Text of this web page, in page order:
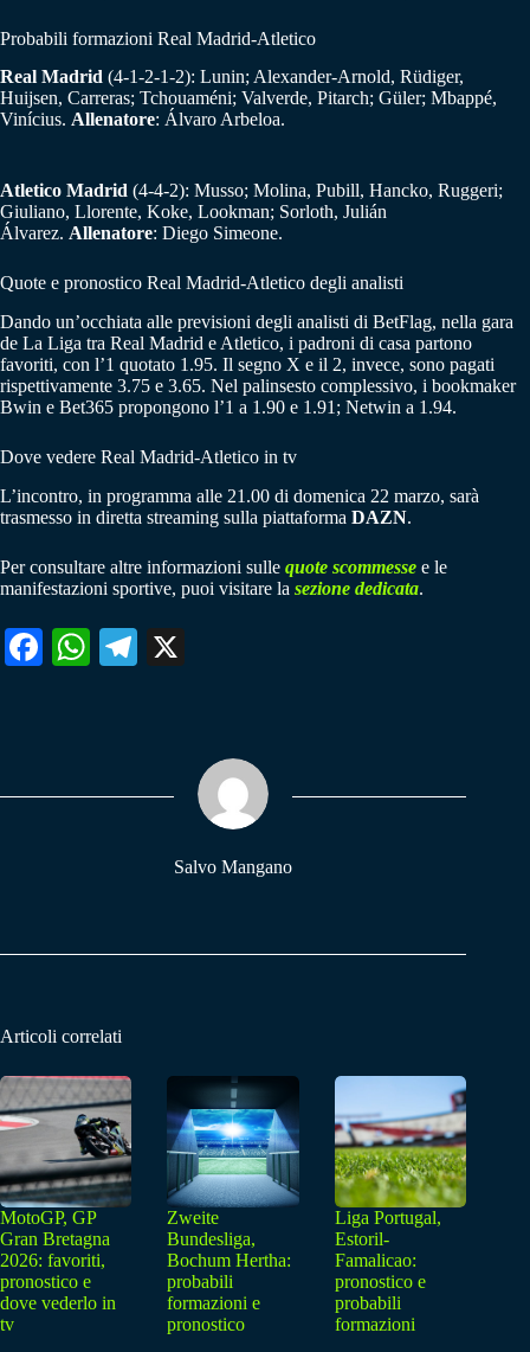
Probabili formazioni Real Madrid-Atletico
Real Madrid (4-1-2-1-2): Lunin; Alexander-Arnold, Rüdiger,
Huijsen, Carreras; Tchouaméni; Valverde, Pitarch; Güler; Mbappé,
Vinícius. Allenatore: Álvaro Arbeloa.
Atletico Madrid (4-4-2): Musso; Molina, Pubill, Hancko, Ruggeri;
Giuliano, Llorente, Koke, Lookman; Sorloth, Julián
Álvarez. Allenatore: Diego Simeone.
Quote e pronostico Real Madrid-Atletico degli analisti
Dando un’occhiata alle previsioni degli analisti di BetFlag, nella gara
de La Liga tra Real Madrid e Atletico, i padroni di casa partono
favoriti, con l’1 quotato 1.95. Il segno X e il 2, invece, sono pagati
rispettivamente 3.75 e 3.65. Nel palinsesto complessivo, i bookmaker
Bwin e Bet365 propongono l’1 a 1.90 e 1.91; Netwin a 1.94.
Dove vedere Real Madrid-Atletico in tv
L’incontro, in programma alle 21.00 di domenica 22 marzo, sarà
trasmesso in diretta streaming sulla piattaforma DAZN.
Per consultare altre informazioni sulle quote scommesse e le
manifestazioni sportive, puoi visitare la sezione dedicata.
Fa W
pp
Te
m
Salvo Mangano
Articoli correlati
MotoGP, GP
Gran Bretagna
2026: favoriti,
pronostico e
dove vederlo in
tv
Zweite
Bundesliga,
Bochum Hertha:
probabili
formazioni e
pronostico
Liga Portugal,
Estoril-
Famalicao:
pronostico e
probabili
formazioni